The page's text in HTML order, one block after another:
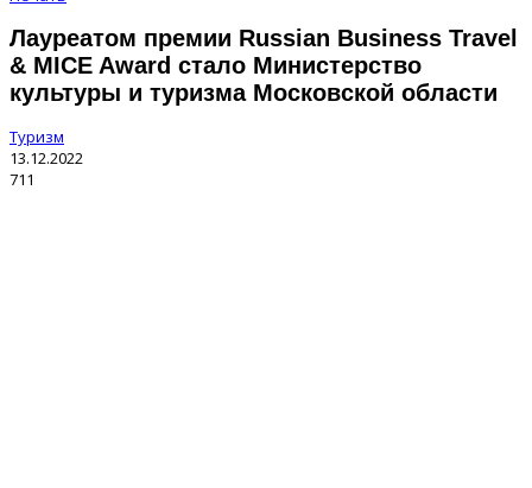
Лауреатом премии Russian Business Travel
& MICE Award стало Министерство
культуры и туризма Московской области
Туризм
13.12.2022
711